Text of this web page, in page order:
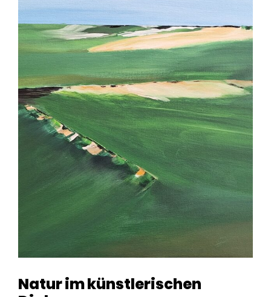
Natur im künstlerischen